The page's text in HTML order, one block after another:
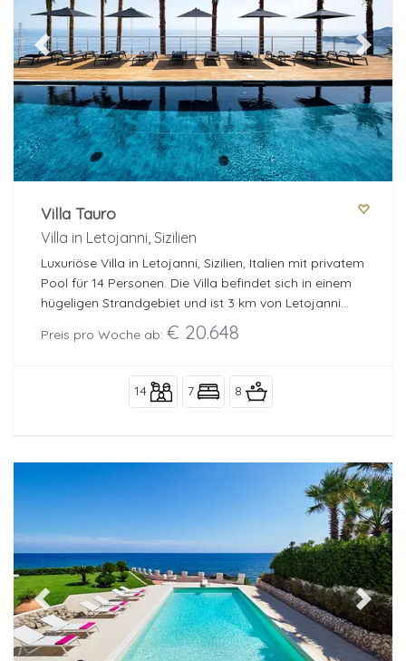
Previous Next
Villa Tauro
Villa in Letojanni, Sizilien
Luxuriöse Villa in Letojanni, Sizilien, Italien mit privatem
Pool für 14 Personen. Die Villa befindet sich in einem
hügeligen Strandgebiet und ist 3 km von Letojanni
und 2 km vom Sandstrand entfernt.
Preis pro Woche ab: € 20.648
14 7 8
Previous Next